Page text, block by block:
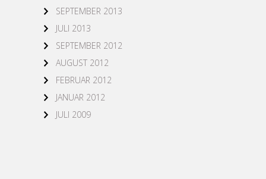
SEPTEMBER 2013
JULI 2013
SEPTEMBER 2012
AUGUST 2012
FEBRUAR 2012
JANUAR 2012
JULI 2009